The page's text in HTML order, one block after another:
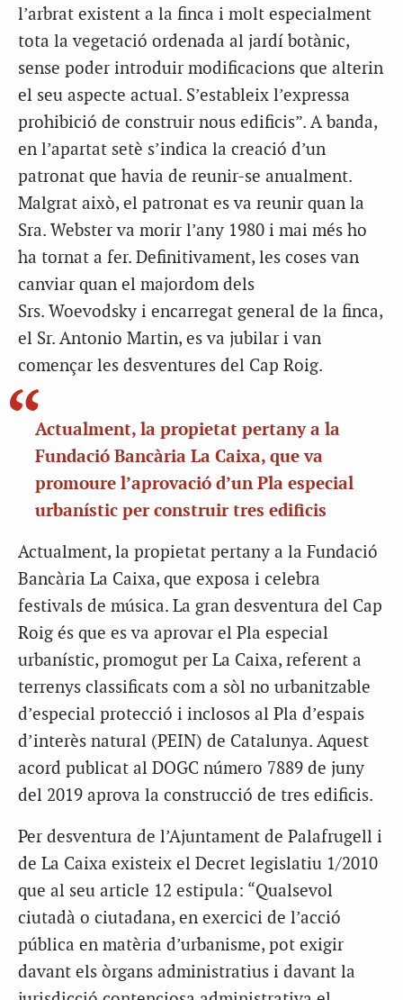
l’arbrat existent a la finca i molt especialment
tota la vegetació ordenada al jardí botànic,
sense poder introduir modificacions que alterin
el seu aspecte actual. S’estableix l’expressa
prohibició de construir nous edificis”. A banda,
en l’apartat setè s’indica la creació d’un
patronat que havia de reunir-se anualment.
Malgrat això, el patronat es va reunir quan la
Sra. Webster va morir l’any 1980 i mai més ho
ha tornat a fer. Definitivament, les coses van
canviar quan el majordom dels
Srs. Woevodsky i encarregat general de la finca,
el Sr. Antonio Martin, es va jubilar i van
començar les desventures del Cap Roig.
Actualment, la propietat pertany a la
Fundació Bancària La Caixa, que va
promoure l’aprovació d’un Pla especial
urbanístic per construir tres edificis
Actualment, la propietat pertany a la Fundació
Bancària La Caixa, que exposa i celebra
festivals de música. La gran desventura del Cap
Roig és que es va aprovar el Pla especial
urbanístic, promogut per La Caixa, referent a
terrenys classificats com a sòl no urbanitzable
d’especial protecció i inclosos al Pla d’espais
d’interès natural (PEIN) de Catalunya. Aquest
acord publicat al DOGC número 7889 de juny
del 2019 aprova la construcció de tres edificis.
Per desventura de l’Ajuntament de Palafrugell i
de La Caixa existeix el Decret legislatiu 1/2010
que al seu article 12 estipula: “Qualsevol
ciutadà o ciutadana, en exercici de l’acció
pública en matèria d’urbanisme, pot exigir
davant els òrgans administratius i davant la